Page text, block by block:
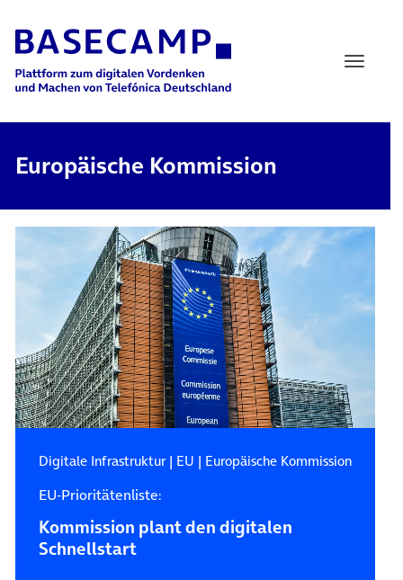
Main Navigation
Europäische Kommission
Digitale Infrastruktur| EU | Europäische Kommission
EU-Prioritätenliste:
Kommission plant den digitalen
Schnellstart